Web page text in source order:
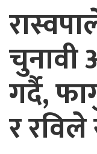
चुनावी
गर्दै,
र रविले